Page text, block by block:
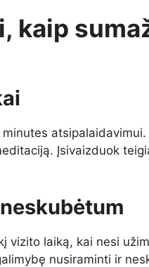
kaip
Įsivaizduok
vizito laiką, kai nesi
nusiraminti ir